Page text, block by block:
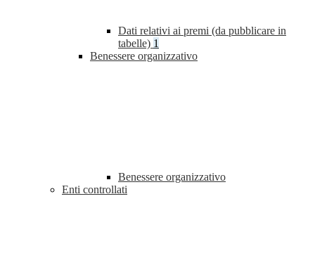
Dati relativi ai premi (da pubblicare in
tabelle) 1
Benessere organizzativo
Benessere organizzativo
Enti controllati